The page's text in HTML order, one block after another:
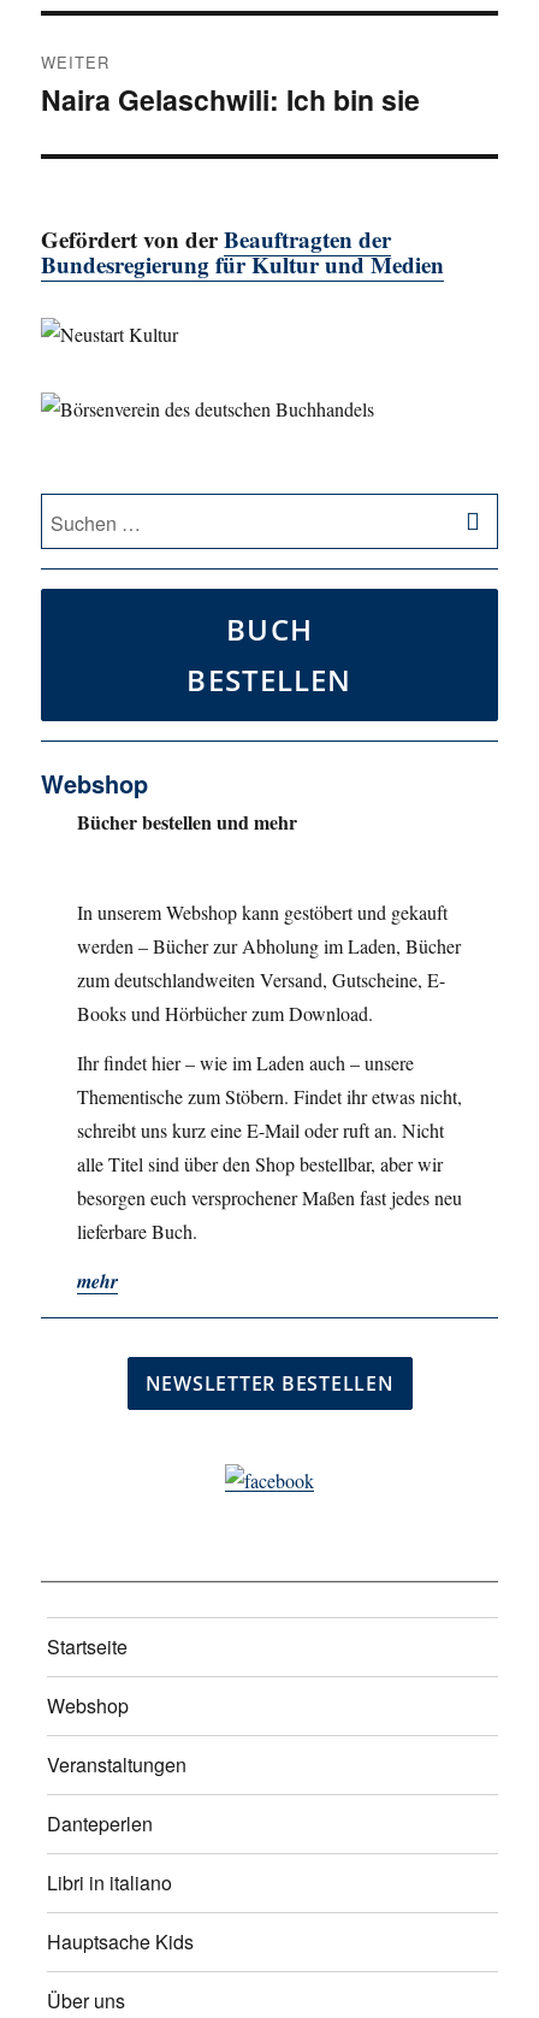
WEITER
Nächster
Naira Gelaschwili: Ich bin sie
Gefördert von derBeauftragten der
Bundesregierung für Kultur und Medien
Suche
nach:
BUCH
BESTELLEN
Webshop
Bücher bestellen und mehr
In unserem Webshop kann gestöbert und gekauft
werden – Bücher zur Abholung im Laden, Bücher
zum deutschlandweiten Versand, Gutscheine, E-
Books und Hörbücher zum Download.
Ihr findet hier – wie im Laden auch – unsere
Thementische zum Stöbern. Findet ihr etwas nicht,
schreibt uns kurz eine E-Mail oder ruft an. Nicht
alle Titel sind über den Shop bestellbar, aber wir
besorgen euch versprochener Maßen fast jedes neu
lieferbare Buch.
mehr
Startseite
Webshop
Veranstaltungen
Danteperlen
Libri in italiano
Hauptsache Kids
Über uns